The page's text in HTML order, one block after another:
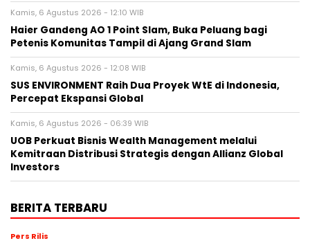
Kamis, 6 Agustus 2026 - 12:10 WIB
Haier Gandeng AO 1 Point Slam, Buka Peluang bagi
Petenis Komunitas Tampil di Ajang Grand Slam
Kamis, 6 Agustus 2026 - 12:08 WIB
SUS ENVIRONMENT Raih Dua Proyek WtE di Indonesia,
Percepat Ekspansi Global
Kamis, 6 Agustus 2026 - 06:39 WIB
UOB Perkuat Bisnis Wealth Management melalui
Kemitraan Distribusi Strategis dengan Allianz Global
Investors
BERITA TERBARU
Pers Rilis